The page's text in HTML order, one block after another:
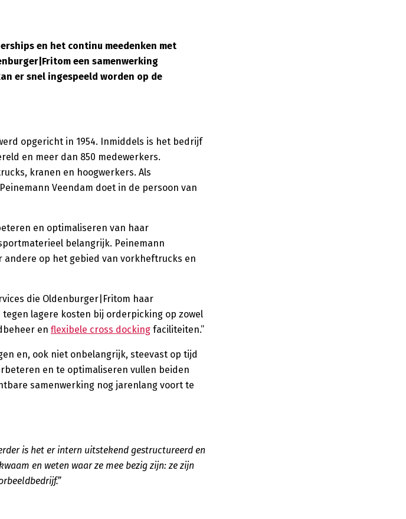
en het continu meedenken met
een samenwerking
er snel ingespeeld worden op de
opgericht in 1954. Inmiddels is het bedrijf
en meer dan 850 medewerkers.
kranen en hoogwerkers. Als
Veendam doet in de persoon van
en optimaliseren van haar
belangrijk. Peinemann
op het gebied van vorkheftrucks en
die Oldenburger|Fritom haar
lagere kosten bij orderpicking op zowel
en flexibele cross docking faciliteiten.”
en, ook niet onbelangrijk, steevast op tijd
en te optimaliseren vullen beiden
samenwerking nog jarenlang voort te
is het er intern uitstekend gestructureerd en
en weten waar ze mee bezig zijn: ze zijn